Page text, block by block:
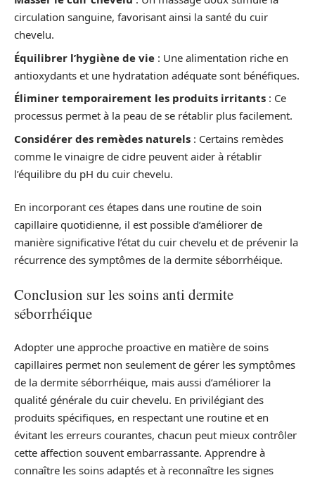
circulation sanguine, favorisant ainsi la santé du cuir
chevelu.
Équilibrer l’hygiène de vie : Une alimentation riche en
antioxydants et une hydratation adéquate sont bénéfiques.
Éliminer temporairement les produits irritants : Ce
processus permet à la peau de se rétablir plus facilement.
Considérer des remèdes naturels : Certains remèdes
comme le vinaigre de cidre peuvent aider à rétablir
l’équilibre du pH du cuir chevelu.
En incorporant ces étapes dans une routine de soin
capillaire quotidienne, il est possible d’améliorer de
manière significative l’état du cuir chevelu et de prévenir la
récurrence des symptômes de la dermite séborrhéique.
Conclusion sur les soins anti dermite
séborrhéique
Adopter une approche proactive en matière de soins
capillaires permet non seulement de gérer les symptômes
de la dermite séborrhéique, mais aussi d’améliorer la
qualité générale du cuir chevelu. En privilégiant des
produits spécifiques, en respectant une routine et en
évitant les erreurs courantes, chacun peut mieux contrôler
cette affection souvent embarrassante. Apprendre à
connaître les soins adaptés et à reconnaître les signes